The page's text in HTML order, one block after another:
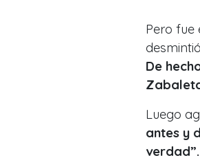
Pero fue
De
Luego
antes y
verdad”.